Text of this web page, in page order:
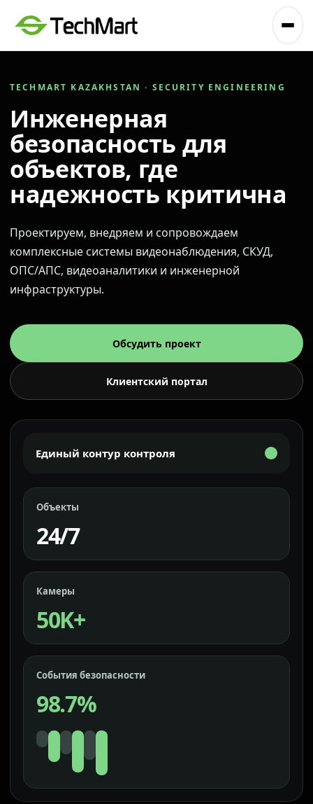
TECHMART KAZAKHSTAN · SECURITY ENGINEERING
Инженерная
безопасность для
объектов, где
надежность критична
Проектируем, внедряем и сопровождаем
комплексные системы видеонаблюдения, СКУД,
ОПС/АПС, видеоаналитики и инженерной
инфраструктуры.
Обсудить проект
Клиентский портал
Единый контур контроля
Объекты
24/7
Камеры
50K+
События безопасности
98.7%